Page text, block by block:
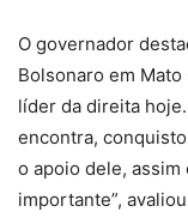
O governador
Bolsonaro em
líder da direita
encontra,
o apoio dele,
importante”,